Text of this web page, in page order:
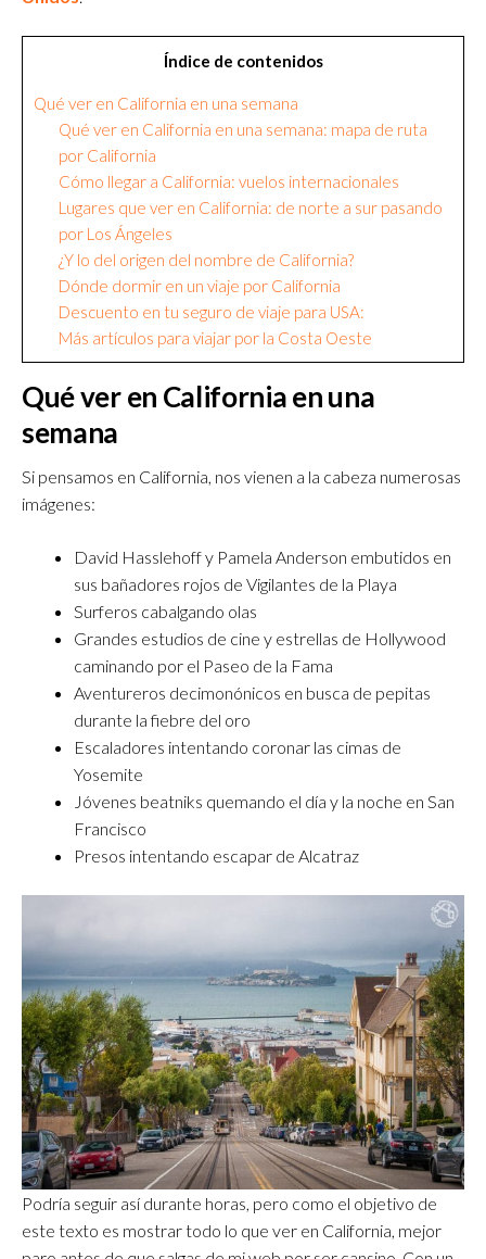
Índice de contenidos
Qué ver en California en una semana
Qué ver en California en una semana: mapa de ruta
por California
Cómo llegar a California: vuelos internacionales
Lugares que ver en California: de norte a sur pasando
por Los Ángeles
¿Y lo del origen del nombre de California?
Dónde dormir en un viaje por California
Descuento en tu seguro de viaje para USA:
Más artículos para viajar por la Costa Oeste
Qué ver en Californiaen una
semana
Si pensamos en California, nos vienen a la cabeza numerosas
imágenes:
David Hasslehoff y Pamela Anderson embutidos en
sus bañadores rojos de Vigilantes de la Playa
Surferos cabalgando olas
Grandes estudios de cine y estrellas de Hollywood
caminando por el Paseo de la Fama
Aventureros decimonónicos en busca de pepitas
durante la fiebre del oro
Escaladores intentando coronar las cimas de
Yosemite
Jóvenes beatniks quemando el día y la noche en San
Francisco
Presos intentando escapar de Alcatraz
Podría seguir así durante horas, pero como el objetivo de
este texto es mostrar todo lo que ver en California, mejor